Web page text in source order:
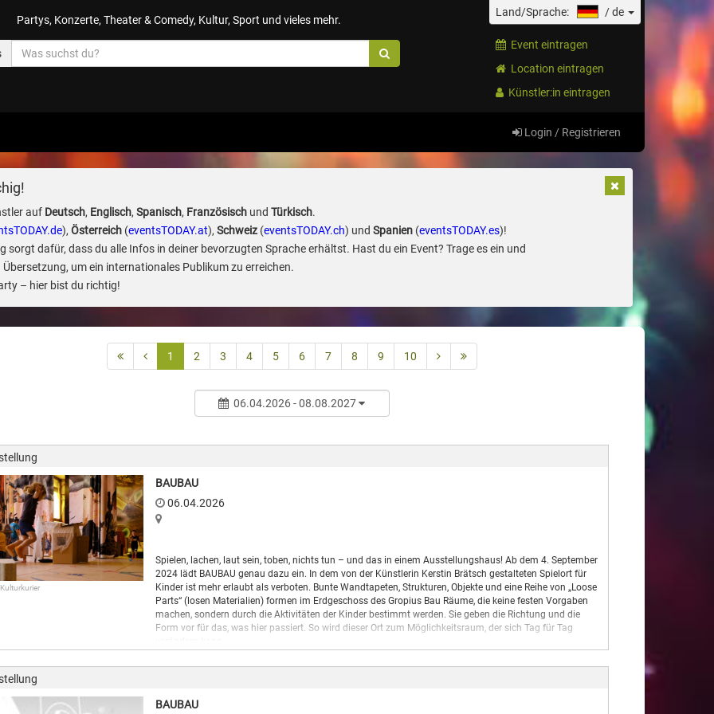
Partys, Konzerte, Theater & Comedy, Kultur, Sport und vieles mehr.
Land/Sprache: /de
Event eintragen
Location eintragen
Künstler:in eintragen
Login / Registrieren
auf Deutsch, Englisch, Spanisch, Französischund Türkisch.
), Österreich(eventsTODAY.at), Schweiz(eventsTODAY.ch) und Spanien(eventsTODAY.es)!
sorgt dafür, dass du alle Infos in deiner bevorzugten Sprache erhältst. Hast du ein Event? Trage es ein und
um ein internationales Publikum zu erreichen.
– hier bist du richtig!
1 2 3 4 5 6 7 8 9 10
06.04.2026 - 08.08.2027
Kulturkurier
BAUBAU
06.04.2026
Spielen, lachen, laut sein, toben, nichts tun – und das in einem Ausstellungshaus! Ab dem 4. September
2024 lädt BAUBAU genau dazu ein. In dem von der Künstlerin Kerstin Brätsch gestalteten Spielort für
Kinder ist mehr erlaubt als verboten. Bunte Wandtapeten, Strukturen, Objekte und eine Reihe von „Loose
Parts“ (losen Materialien) formen im Erdgeschoss des Gropius Bau Räume, die keine festen Vorgaben
machen, sondern durch die Aktivitäten der Kinder bestimmt werden. Sie geben die Richtung und die
Form vor für das, was hier passiert. So wird dieser Ort zum Möglichkeitsraum, der sich Tag für Tag
BAUBAU